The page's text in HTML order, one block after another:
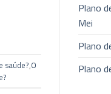
saúde?,O
Plano
Mei
Plano
Plano